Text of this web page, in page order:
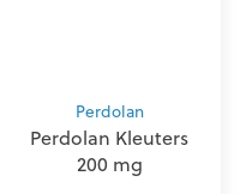
Perdolan
Perdolan Kleuters
200 mg